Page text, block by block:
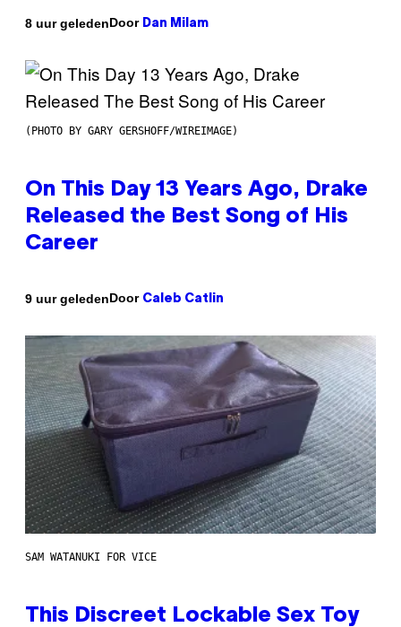
8 uur geledenDoor Dan Milam
(PHOTO BY GARY GERSHOFF/WIREIMAGE)
On This Day 13 Years Ago, Drake
Released the Best Song of His
Career
9 uur geledenDoor Caleb Catlin
SAM WATANUKI FOR VICE
This Discreet Lockable Sex Toy